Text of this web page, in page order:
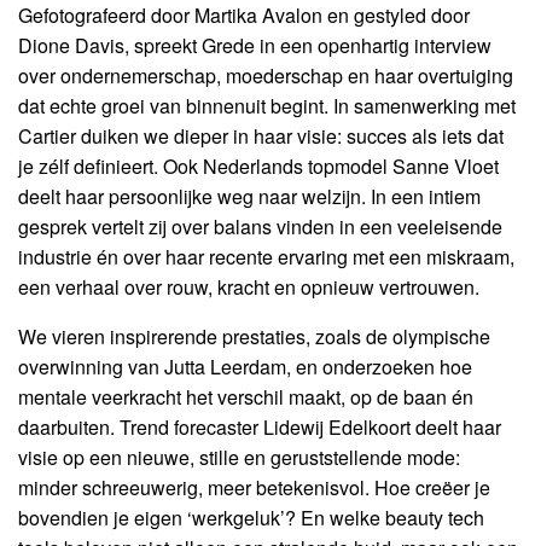
Gefotografeerd door Martika Avalon en gestyled door
Dione Davis, spreekt Grede in een openhartig interview
over ondernemerschap, moederschap en haar overtuiging
dat echte groei van binnenuit begint. In samenwerking met
Cartier duiken we dieper in haar visie: succes als iets dat
je zélf definieert. Ook Nederlands topmodel Sanne Vloet
deelt haar persoonlijke weg naar welzijn. In een intiem
gesprek vertelt zij over balans vinden in een veeleisende
industrie én over haar recente ervaring met een miskraam,
een verhaal over rouw, kracht en opnieuw vertrouwen.
We vieren inspirerende prestaties, zoals de olympische
overwinning van Jutta Leerdam, en onderzoeken hoe
mentale veerkracht het verschil maakt, op de baan én
daarbuiten. Trend forecaster Lidewij Edelkoort deelt haar
visie op een nieuwe, stille en geruststellende mode:
minder schreeuwerig, meer betekenisvol. Hoe creëer je
bovendien je eigen ‘werkgeluk’? En welke beauty tech